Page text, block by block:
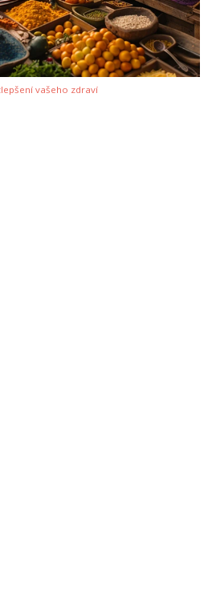
vašeho zdraví